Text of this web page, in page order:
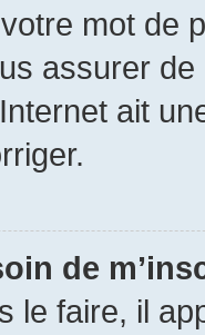
mot de
assurer
ait
de
le faire, il